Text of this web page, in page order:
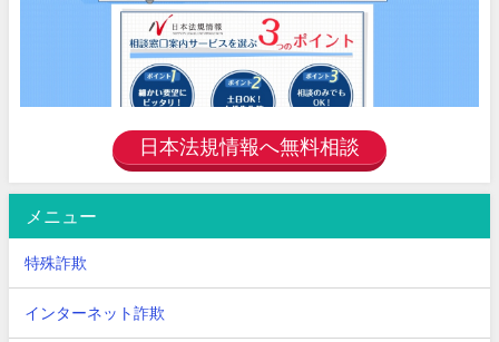
日本法規情報へ無料相談
メニュー
特殊詐欺
インターネット詐欺